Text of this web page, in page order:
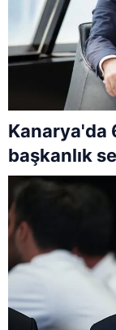
Kanarya'da
başkanlık